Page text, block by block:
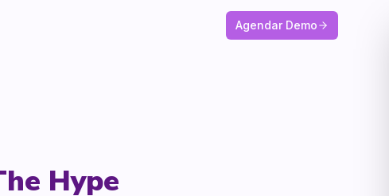
Agendar Demo
Hype